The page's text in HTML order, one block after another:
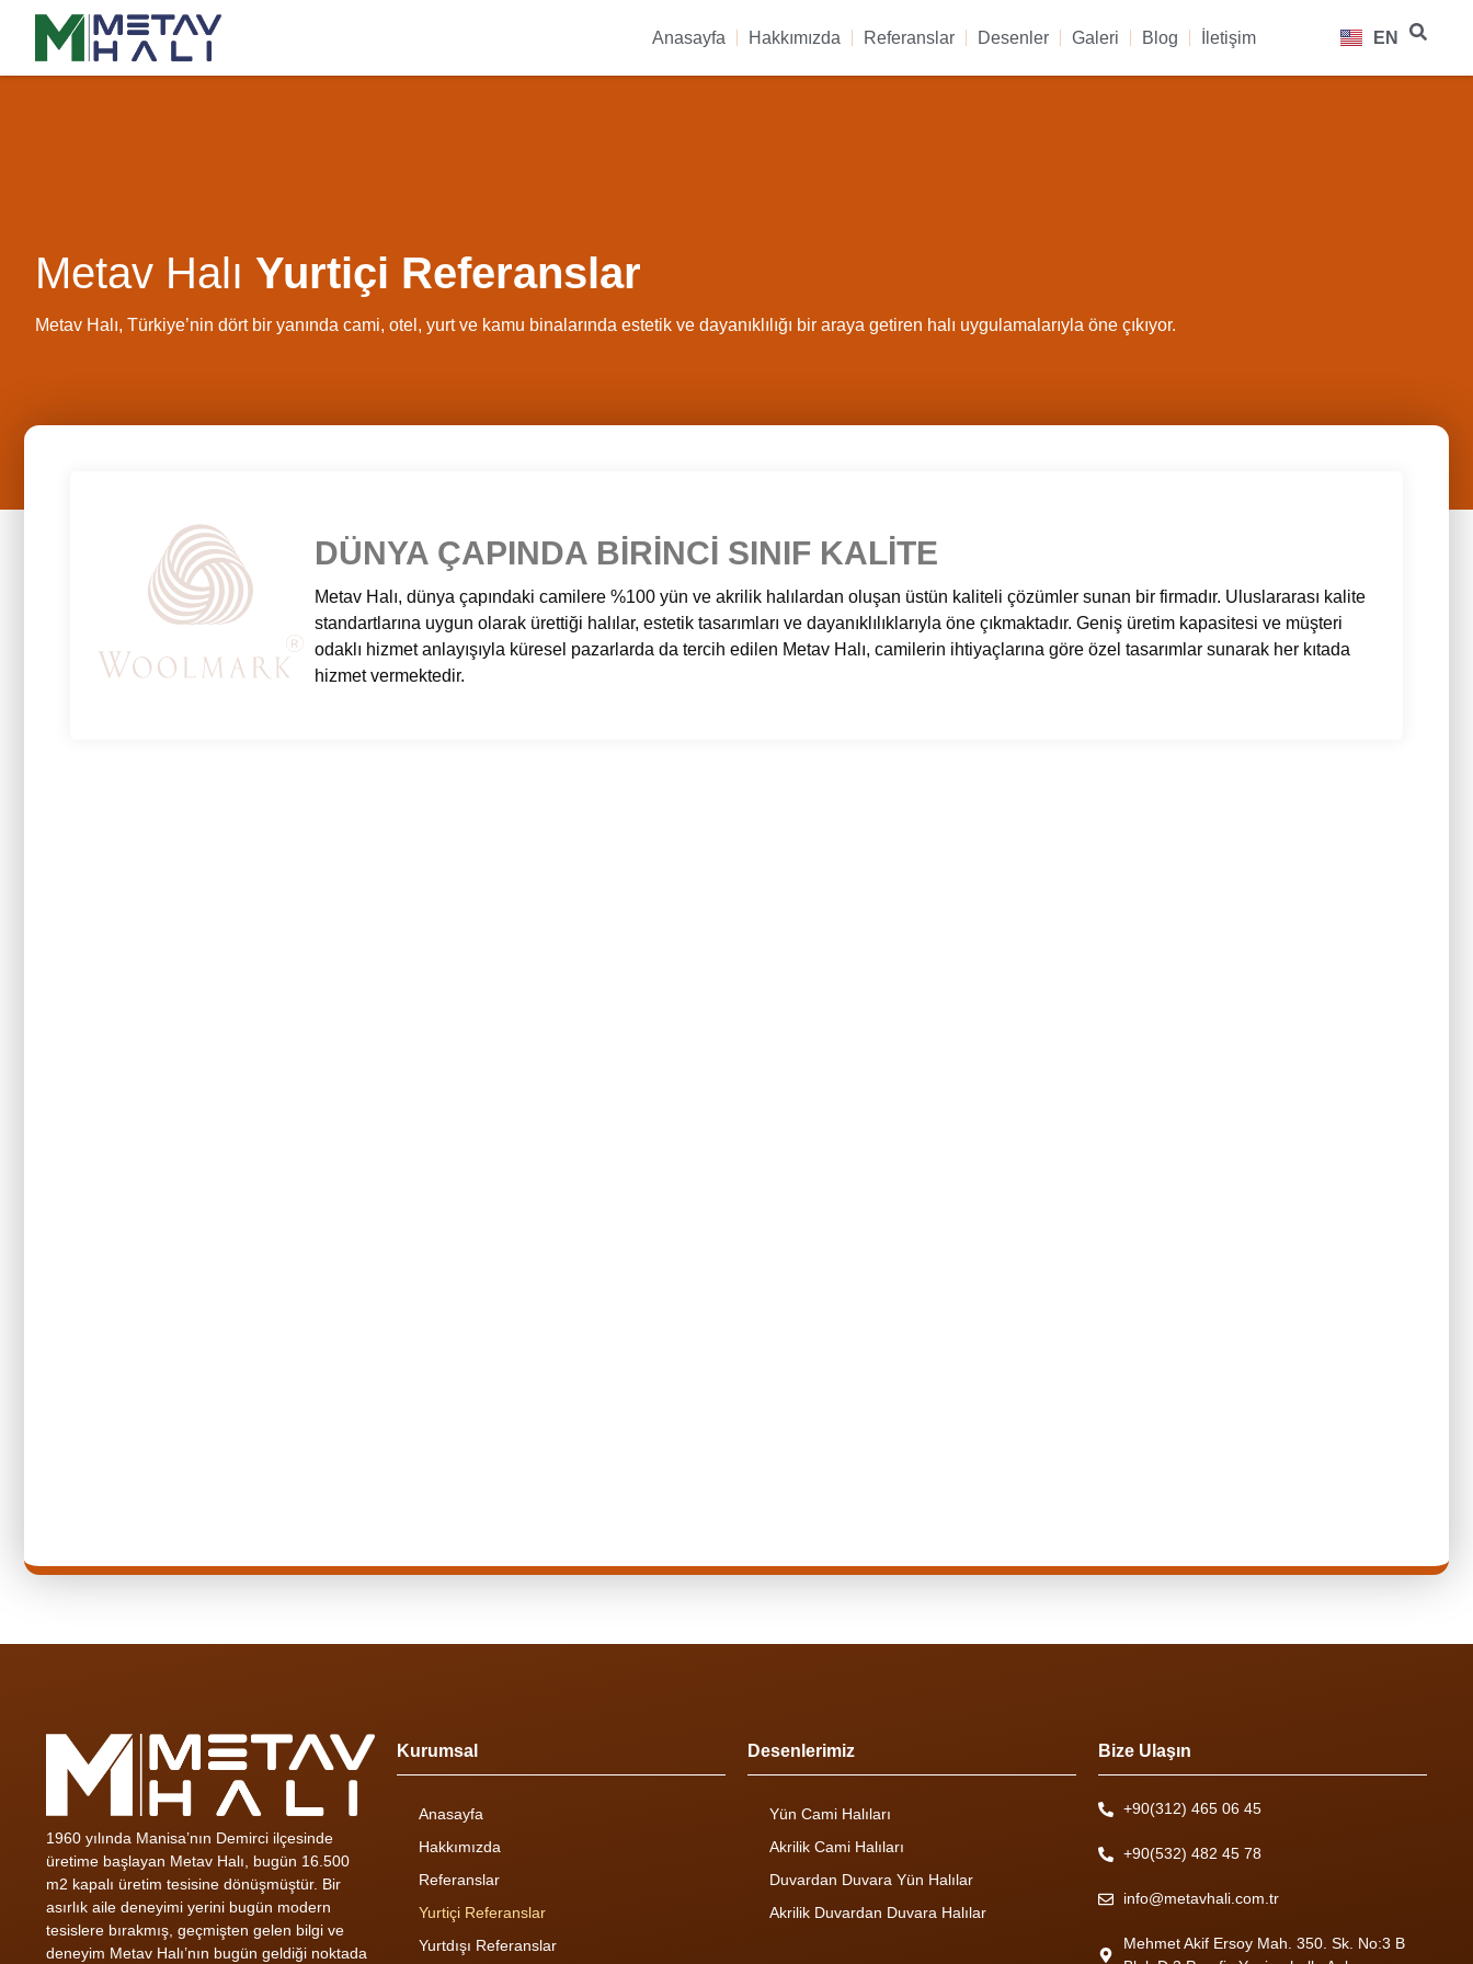
Anasayfa Hakkımızda Referanslar Desenler Galeri Blog İletişim EN
Metav Halı Yurtiçi Referanslar
Metav Halı, Türkiye’nin dört bir yanında cami, otel, yurt ve kamu binalarında estetik ve dayanıklılığı bir araya getiren halı uygulamalarıyla öne çıkıyor.
DÜNYA ÇAPINDA BIRINCI SINIF KALITE
Metav Halı, dünya çapındaki camilere %100 yün ve akrilik halılardan oluşan üstün kaliteli çözümler sunan bir firmadır. Uluslararası kalite
standartlarına uygun olarak ürettiği halılar, estetik tasarımları ve dayanıklılıklarıyla öne çıkmaktadır. Geniş üretim kapasitesi ve müşteri
odaklı hizmet anlayışıyla küresel pazarlarda da tercih edilen Metav Halı, camilerin ihtiyaçlarına göre özel tasarımlar sunarak her kıtada
hizmet vermektedir.
1960 yılında Manisa’nın Demirci ilçesinde
üretime başlayan Metav Halı, bugün 16.500
m2 kapalı üretim tesisine dönüşmüştür. Bir
asırlık aile deneyimi yerini bugün modern
tesislere bırakmış, geçmişten gelen bilgi ve
deneyim Metav Halı’nın bugün geldiği noktada
Kurumsal
Anasayfa
Hakkımızda
Referanslar
Yurtiçi Referanslar
Yurtdışı Referanslar
Desenlerimiz
Yün Cami Halıları
Akrilik Cami Halıları
Duvardan Duvara Yün Halılar
Akrilik Duvardan Duvara Halılar
Bize Ulaşın
+90(312) 465 06 45
+90(532) 482 45 78
info@metavhali.com.tr
Mehmet Akif Ersoy Mah. 350. Sk. No:3 B